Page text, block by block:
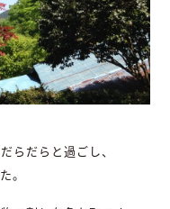
らだらと過ごし、
。